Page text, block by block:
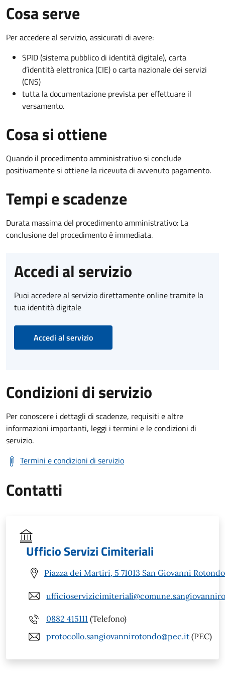
Cosa serve
Per accedere al servizio, assicurati di avere:
SPID (sistema pubblico di identità digitale), carta
d’identità elettronica (CIE) o carta nazionale dei servizi
(CNS)
tutta la documentazione prevista per effettuare il
versamento.
Cosa si ottiene
Quando il procedimento amministrativo si conclude
positivamente si ottiene la ricevuta di avvenuto pagamento.
Tempi e scadenze
Durata massima del procedimento amministrativo: La
conclusione del procedimento è immediata.
Accedi al servizio
Puoi accedere al servizio direttamente online tramite la
tua identità digitale
Accedi al servizio
Condizioni di servizio
Per conoscere i dettagli di scadenze, requisiti e altre
informazioni importanti, leggi i termini e le condizioni di
servizio.
Termini e condizioni di servizio
Contatti
Ufficio Servizi Cimiteriali
Piazza dei Martiri, 5 71013 San Giovanni
0882 415111 (Telefono)
protocollo.sangiovannirotondo@pec.it (PEC)